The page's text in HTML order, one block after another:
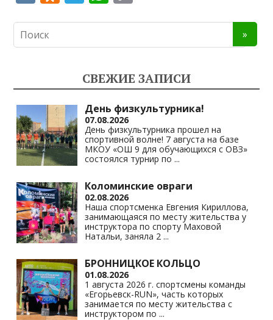
o
as
s
ni
ki
gr
a
m
s
A
p
p
y
Li
n
k
СВЕЖИЕ ЗАПИСИ
День физкультурника!
07.08.2026
День физкультурника прошел на
спортивной волне! 7 августа на базе
МКОУ «ОШ 9 для обучающихся с ОВЗ»
состоялся турнир по ...
Коломинские овраги
02.08.2026
Наша спортсменка Евгения Кириллова,
занимающаяся по месту жительства у
инструктора по спорту Маховой
Натальи, заняла 2 ...
БРОННИЦКОЕ КОЛЬЦО
01.08.2026
1 августа 2026 г. спортсмены команды
«Егорьевск-RUN», часть которых
занимается по месту жительства с
инструктором по ...